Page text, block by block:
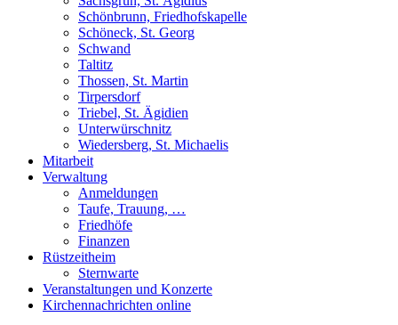
Schönbrunn, Friedhofskapelle
Schöneck, St. Georg
Schwand
Taltitz
Thossen, St. Martin
Tirpersdorf
Triebel, St. Ägidien
Unterwürschnitz
Wiedersberg, St. Michaelis
Mitarbeit
Verwaltung
Anmeldungen
Taufe, Trauung, …
Friedhöfe
Finanzen
Rüstzeitheim
Sternwarte
Veranstaltungen und Konzerte
Kirchennachrichten online